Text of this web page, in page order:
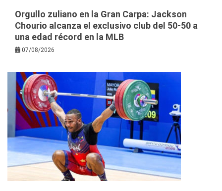
Orgullo zuliano en la Gran Carpa: Jackson
Chourio alcanza el exclusivo club del 50-50 a
una edad récord en la MLB
07/08/2026